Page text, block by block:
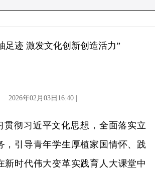
足迹 激发文化创新创造活力”
2026年02月03日16:40 |
贯彻习近平文化思想，全面落实立
，引导青年学生厚植家国情怀、践
新时代伟大变革实践育人大课堂中